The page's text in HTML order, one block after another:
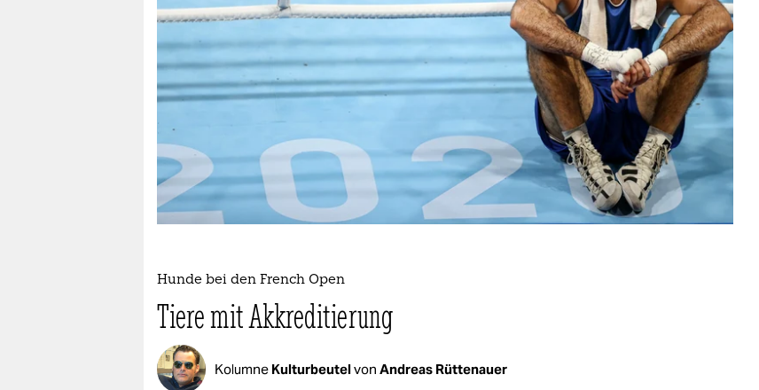
epaper login
Hunde bei den French Open
Tiere mit Akkreditierung
Kolumne Kulturbeutelvon Andreas Rüttenauer